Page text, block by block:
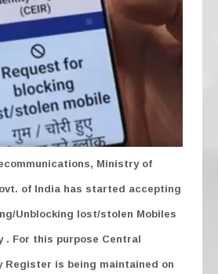
Ministry of
of India has started accepting
Unblocking lost/stolen Mobiles
. For this purpose Central
Register is being maintained on